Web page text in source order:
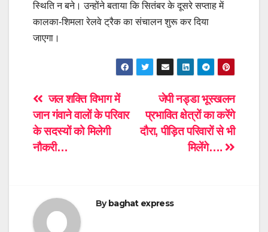
स्थिति न बने। उन्होंने बताया कि सितंबर के दूसरे सप्ताह में
कालका-शिमला रेलवे ट्रैक का संचालन शुरू कर दिया
जाएगा।
Post
navigation
जेपी नड्डा भूस्खलन
प्रभावित क्षेत्रों का करेंगे
दौरा, पीड़ित परिवारों से भी
मिलेंगे….
जल शक्ति विभाग में
जान गंवाने वालों के परिवार
के सदस्यों को मिलेगी
नौकरी…
Bybaghat express